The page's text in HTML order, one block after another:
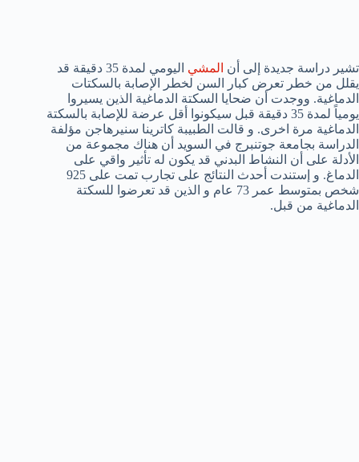
تشير دراسة جديدة إلى أن المشي
اليومي لمدة 35 دقيقة قد
يقلل من خطر تعرض كبار السن لخطر الإصابة بالسكتات
الدماغية. ووجدت أن ضحايا السكتة الدماغية الذين يسيروا
يومياً لمدة 35 دقيقة قبل سيكونوا أقل عرضة للإصابة بالسكتة
الدماغية مرة اخرى. و قالت الطبيبة كاترينا سنيرهاجن مؤلفة
الدراسة بجامعة جوتنبرج في السويد أن هناك مجموعة من
الأدلة على أن النشاط البدني قد يكون له تأثير واقي على
الدماغ. و إستندت أحدث النتائج على تجارب تمت على 925
شخص بمتوسط عمر 73 عام و الذين قد تعرضوا للسكتة
الدماغية من قبل.